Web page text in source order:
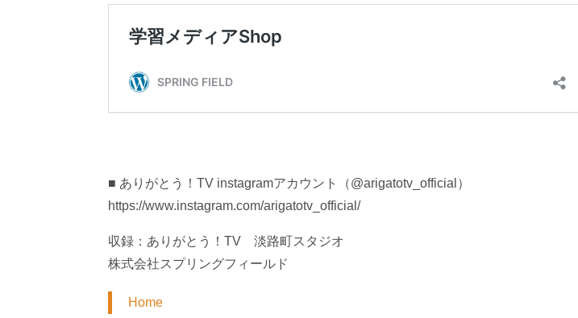
■ ありがとう！TV instagramアカウント（@arigatotv_official）
https://www.instagram.com/arigatotv_official/
収録：ありがとう！TV 淡路町スタジオ
株式会社スプリングフィールド
Home